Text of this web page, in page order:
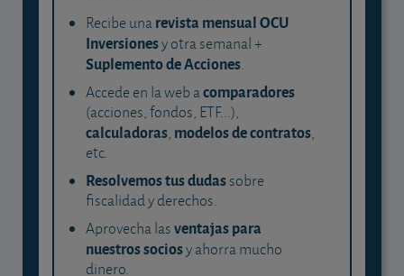
Recibe unarevista mensual OCU
Inversionesy otra semanal +
Suplemento de Acciones.
Accede en la web acomparadores
(acciones, fondos, ETF...),
calculadoras, modelos de contratos,
etc.
Resolvemos tus dudassobre
fiscalidad y derechos.
Aprovecha lasventajas para
nuestros sociosy ahorra mucho
dinero.